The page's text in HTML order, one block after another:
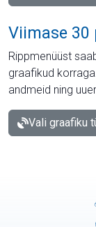
Viimase 30
Rippmenüüst
graafikud
andmeid ning
Vali graafiku